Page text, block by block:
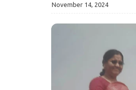
November 14, 2024